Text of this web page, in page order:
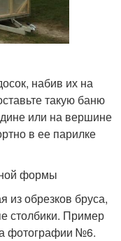
набив их на
такую баню
или на вершине
в ее парилке
формы
из обрезков бруса,
столбики. Пример
фотографии №6.